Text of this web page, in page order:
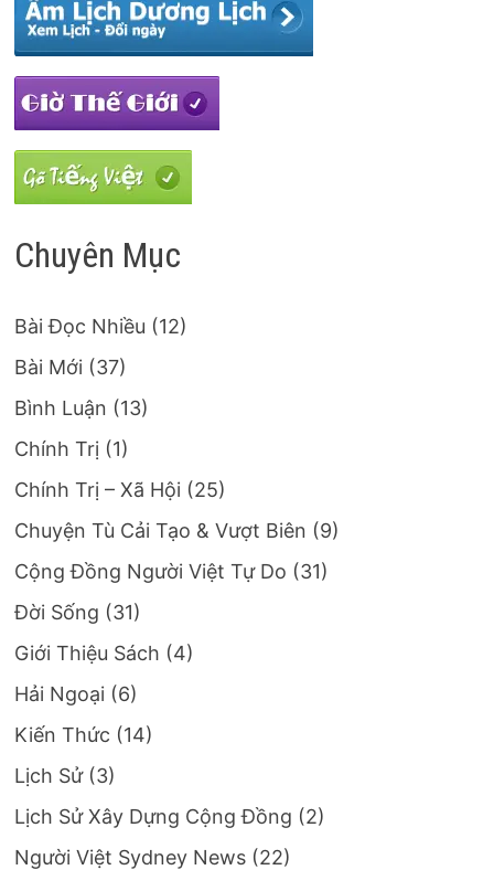
Chuyên Mục
Bài Đọc Nhiều (12)
Bài Mới (37)
Bình Luận (13)
Chính Trị (1)
Chính Trị – Xã Hội (25)
Chuyện Tù Cải Tạo & Vượt Biên (9)
Cộng Đồng Người Việt Tự Do (31)
Đời Sống (31)
Giới Thiệu Sách (4)
Hải Ngoại (6)
Kiến Thức (14)
Lịch Sử(3)
Lịch Sử Xây Dựng Cộng Đồng (2)
Người Việt Sydney News (22)